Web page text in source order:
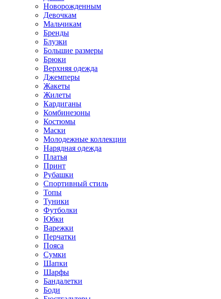
Новорожденным
Девочкам
Мальчикам
Бренды
Блузки
Большие размеры
Брюки
Верхняя одежда
Джемперы
Жакеты
Жилеты
Кардиганы
Комбинезоны
Костюмы
Маски
Молодежные коллекции
Нарядная одежда
Платья
Принт
Рубашки
Спортивный стиль
Топы
Туники
Футболки
Юбки
Варежки
Перчатки
Пояса
Сумки
Шапки
Шарфы
Бандалетки
Боди